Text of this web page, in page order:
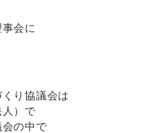
会に
り協議会は
）で
の中で